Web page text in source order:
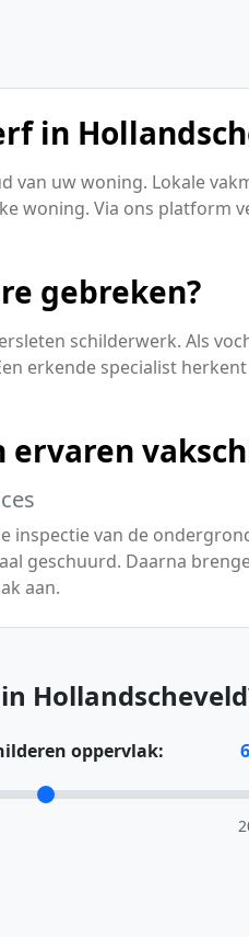
in
van uw woning. Lokale
woning. Via ons platform
gebreken?
schilderwerk. Als
erkende specialist
ervaren
inspectie van de
geschuurd. Daarna
aan.
oppervlak: